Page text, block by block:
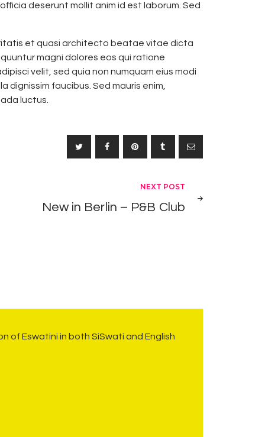
deserunt mollit anim id est laborum. Sed
et quasi architecto beatae vitae dicta
magni dolores eos qui ratione
velit, sed quia non numquam eius modi
faucibus. Sed mauris enim,
luctus.
NEXT POST
New in Berlin – P&B Club
Eswatini in both SiSwati and English